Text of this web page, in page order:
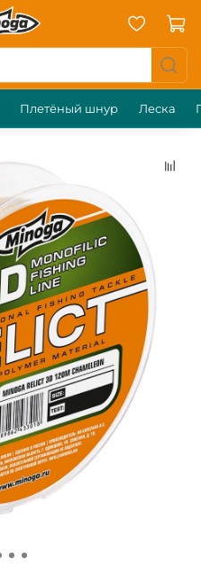
Плетёный шнур Леска